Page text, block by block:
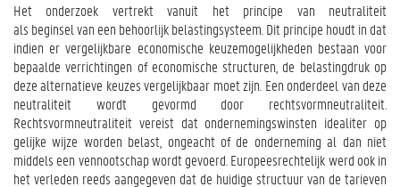
Het onderzoek vertrekt vanuit het principe van neutraliteit
als beginselvan een behoorlijk belastingsysteem. Dit principe houdt in dat
indien er vergelijkbare economische keuzemogelijkheden bestaan voor
bepaalde verrichtingen of economische structuren, de belastingdruk op
deze alternatieve keuzes vergelijkbaar moet zijn. Een onderdeel van deze
neutraliteit wordt gevormd door rechtsvormneutraliteit.
Rechtsvormneutraliteit vereist dat ondernemingswinsten idealiter op
gelijke wijze worden belast, ongeacht of de onderneming al dan niet
middels een vennootschap wordt gevoerd. Europeesrechtelijk werd ook in
het verleden reeds aangegeven dat de huidige structuur van de tarieven